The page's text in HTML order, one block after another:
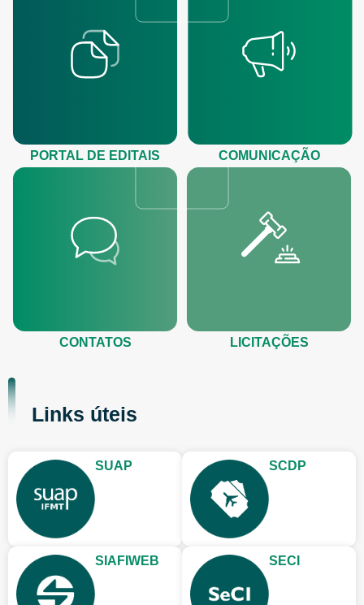
PORTAL DE EDITAIS COMUNICAÇÃO
CONTATOS LICITAÇÕES
Links úteis
SUAP SCDP
SIAFIWEB SECI